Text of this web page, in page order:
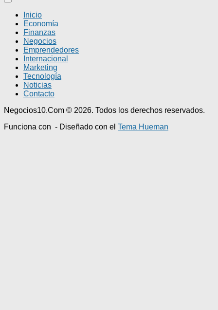
Inicio
Economía
Finanzas
Negocios
Emprendedores
Internacional
Marketing
Tecnología
Noticias
Contacto
Negocios10.Com © 2026. Todos los derechos reservados.
Funciona con - Diseñado con el Tema Hueman